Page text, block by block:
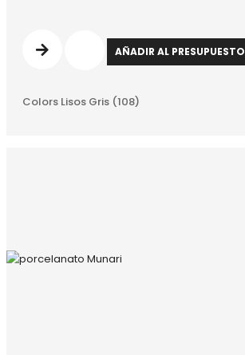
AÑADIR AL PRESUPUESTO
Colors Lisos Gris (108)